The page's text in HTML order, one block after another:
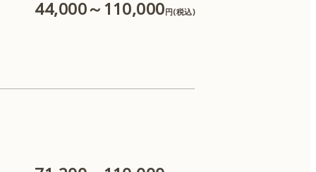
44,000～110,000円(税込)